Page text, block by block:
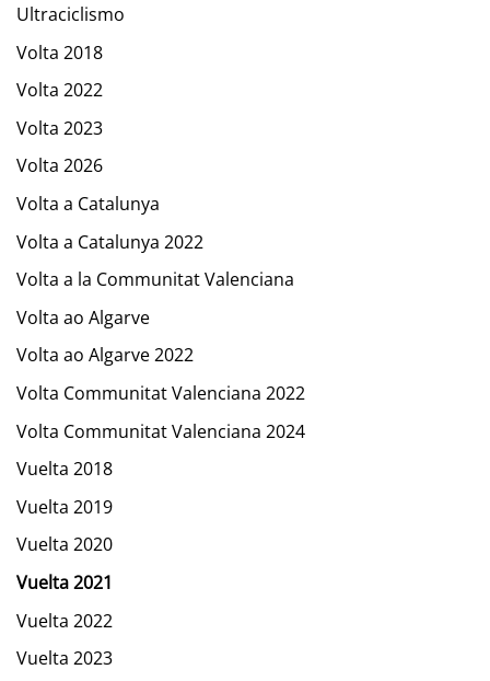
Ultraciclismo
Volta 2018
Volta 2022
Volta 2023
Volta 2026
Volta a Catalunya
Volta a Catalunya 2022
Volta a la Communitat Valenciana
Volta ao Algarve
Volta ao Algarve 2022
Volta Communitat Valenciana 2022
Volta Communitat Valenciana 2024
Vuelta 2018
Vuelta 2019
Vuelta 2020
Vuelta 2021
Vuelta 2022
Vuelta 2023